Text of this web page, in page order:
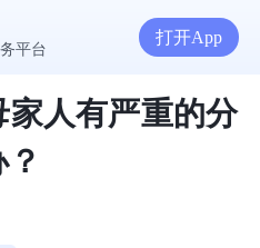
平台
打开App
家人有严重的分